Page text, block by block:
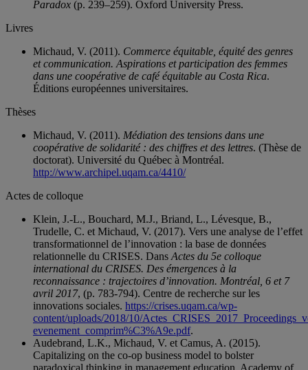
Paradox (p. 239–259). Oxford University Press.
Livres
Michaud, V. (2011). Commerce équitable, équité des genres
et communication. Aspirations et participation des femmes
dans une coopérative de café équitable au Costa Rica.
Éditions européennes universitaires.
Thèses
Michaud, V. (2011). Médiation des tensions dans une
coopérative de solidarité : des chiffres et des lettres. (Thèse de
doctorat). Université du Québec à Montréal.
http://www.archipel.uqam.ca/4410/
Actes de colloque
Klein, J.-L., Bouchard, M.J., Briand, L., Lévesque, B.,
Trudelle, C. et Michaud, V. (2017). Vers une analyse de l’effet
transformationnel de l’innovation : la base de données
relationnelle du CRISES. Dans Actes du 5e colloque
international du CRISES. Des émergences à la
reconnaissance : trajectoires d’innovation. Montréal, 6 et 7
avril 2017, (p. 783-794). Centre de recherche sur les
innovations sociales. https://crises.uqam.ca/wp-
content/uploads/2018/10/
evenement_comprim%C3%A9e.pdf.
Audebrand, L.K., Michaud, V. et Camus, A. (2015).
Capitalizing on the co-op business model to bolster
paradoxical thinking in management education, Academy of